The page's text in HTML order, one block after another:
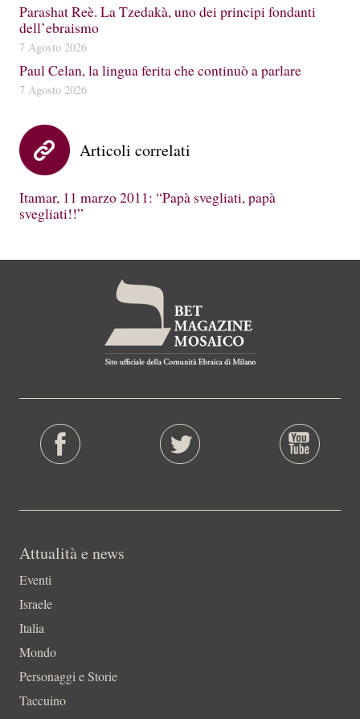
Parashat Reè. La Tzedakà, uno dei principi fondanti
dell’ebraismo
7 Agosto 2026
Paul Celan, la lingua ferita che continuò a parlare
7 Agosto 2026
Articoli correlati
Itamar, 11 marzo 2011: “Papà svegliati, papà
svegliati!!”
Attualità e news
Eventi
Israele
Italia
Mondo
Personaggi e Storie
Taccuino